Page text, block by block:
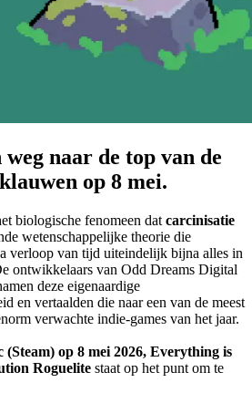
naar de top van de
op 8 mei.
biologische fenomeen dat carcinisatie
wetenschappelijke theorie die
verloop van tijd uiteindelijk bijna alles in
ontwikkelaars van Odd Dreams Digital
deze eigenaardige
en vertaalden die naar een van de meest
verwachte indie-games van het jaar.
(Steam) op 8 mei 2026, Everything is
Roguelite staat op het punt om te